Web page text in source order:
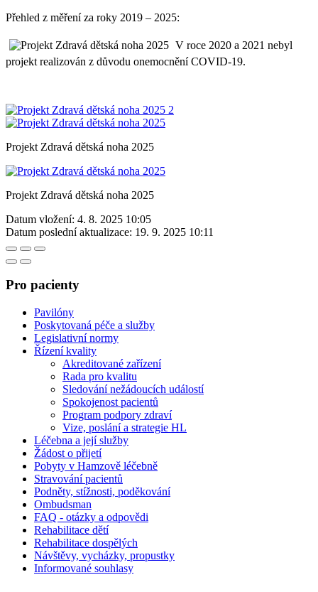
Přehled z měření za roky 2019 – 2025:
V roce 2020 a 2021 nebyl
projekt realizován z důvodu onemocnění COVID-19.
Projekt Zdravá dětská noha 2025
Projekt Zdravá dětská noha 2025
Datum vložení: 4. 8. 2025 10:05
Datum poslední aktualizace: 19. 9. 2025 10:11
Pro pacienty
Pavilóny
Poskytovaná péče a služby
Legislativní normy
Řízení kvality
Akreditované zařízení
Rada pro kvalitu
Sledování nežádoucích událostí
Spokojenost pacientů
Program podpory zdraví
Vize, poslání a strategie HL
Léčebna a její služby
Žádost o přijetí
Pobyty v Hamzově léčebně
Stravování pacientů
Podněty, stížnosti, poděkování
Ombudsman
FAQ - otázky a odpovědi
Rehabilitace dětí
Rehabilitace dospělých
Návštěvy, vycházky, propustky
Informované souhlasy